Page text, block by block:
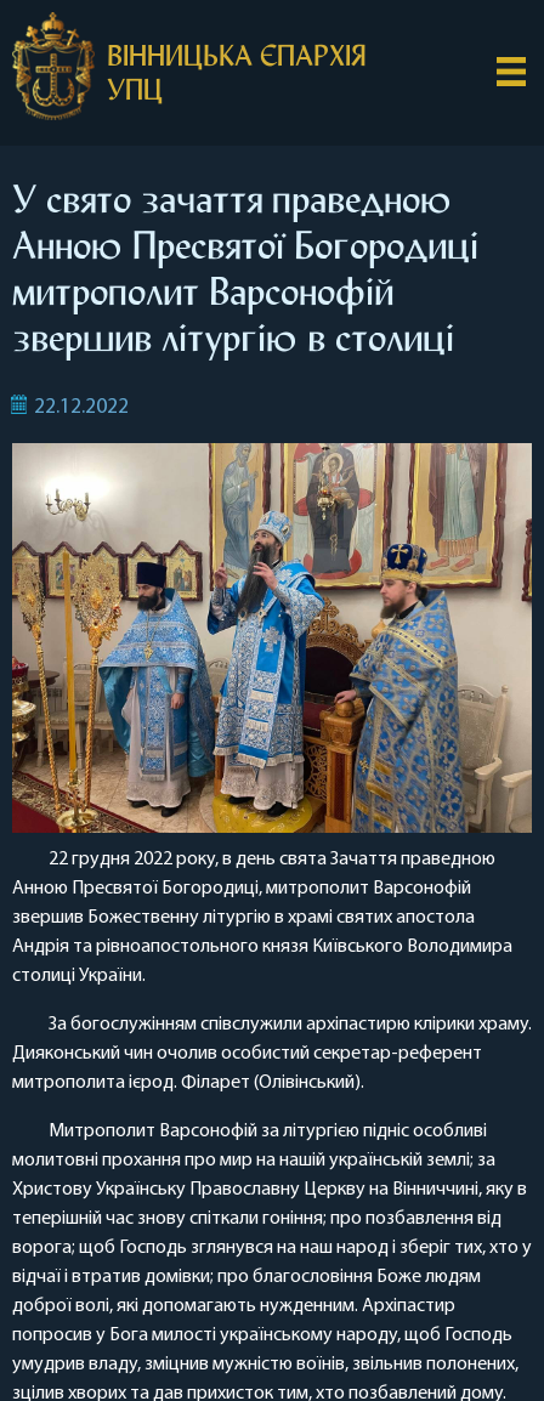
ВІННИЦЬКА ЄПАРХІЯ
УПЦ
У свято зачаття праведною
Анною Пресвятої Богородиці
митрополит Варсонофій
звершив літургію в столиці
22.12.2022
22 грудня 2022 року, в день свята Зачаття праведною
Анною Пресвятої Богородиці, митрополит Варсонофій
звершив Божественну літургію в храмі святих апостола
Андрія та рівноапостольного князя Київського Володимира
столиці України.
За богослужінням співслужили архіпастирю клірики храму.
Дияконський чин очолив особистий секретар-референт
митрополита ієрод. Філарет (Олівінський).
Митрополит Варсонофій за літургією підніс особливі
молитовні прохання про мир на нашій українській землі; за
Христову Українську Православну Церкву на Вінниччині, яку в
теперішній час знову спіткали гоніння; про позбавлення від
ворога; щоб Господь зглянувся на наш народ і зберіг тих, хто у
відчаї і втратив домівки; про благословіння Боже людям
доброї волі, які допомагають нужденним. Архіпастир
попросив у Бога милості українському народу, щоб Господь
умудрив владу, зміцнив мужністю воїнів, звільнив полонених,
зцілив хворих та дав прихисток тим, хто позбавлений дому.